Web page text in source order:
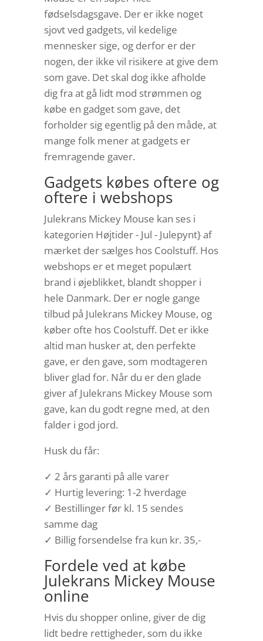
fødselsdagsgave. Der er ikke noget
sjovt ved gadgets, vil kedelige
mennesker sige, og derfor er der
nogen, der ikke vil risikere at give dem
som gave. Det skal dog ikke afholde
dig fra at gå lidt mod strømmen og
købe en gadget som gave, det
forholder sig egentlig på den måde, at
mange folk mener at gadgets er
fremragende gaver.
Gadgets købes oftere og
oftere i webshops
Julekrans Mickey Mouse kan ses i
kategorien Højtider - Jul - Julepynt} af
mærket der sælges hos Coolstuff. Hos
webshops er et meget populært
brand i øjeblikket, blandt shopper i
hele Danmark. Der er nogle gange
tilbud på Julekrans Mickey Mouse, og
køber ofte hos Coolstuff. Det er ikke
altid man husker at, den perfekte
gave, er den gave, som modtageren
bliver glad for. Når du er den glade
giver af Julekrans Mickey Mouse som
gave, kan du godt regne med, at den
falder i god jord.
Husk du får:
✓ 2 års garanti på alle varer
✓ Hurtig levering: 1-2 hverdage
✓ Bestillinger før kl. 15 sendes
samme dag
✓ Billig forsendelse fra kun kr. 35,-
Fordele ved at købe
Julekrans Mickey Mouse
online
Hvis du shopper online, giver de dig
lidt bedre rettigheder, som du ikke